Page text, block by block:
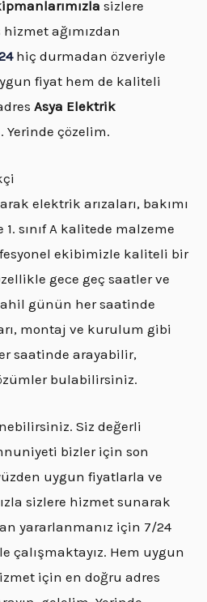
sizlere
ağımızdan
hiç durmadan özveriyle
fiyat hem de kaliteli
Asya Elektrik
Yerinde çözelim.
elektrik arızaları, bakımı
sınıf A kalitede malzeme
ekibimizle kaliteli bir
gece geç saatler ve
günün her saatinde
montaj ve kurulum gibi
saatinde arayabilir,
bulabilirsiniz.
Siz değerli
bizler için son
uygun fiyatlarla ve
sizlere hizmet sunarak
yararlanmanız için 7/24
çalışmaktayız. Hem uygun
için en doğru adres